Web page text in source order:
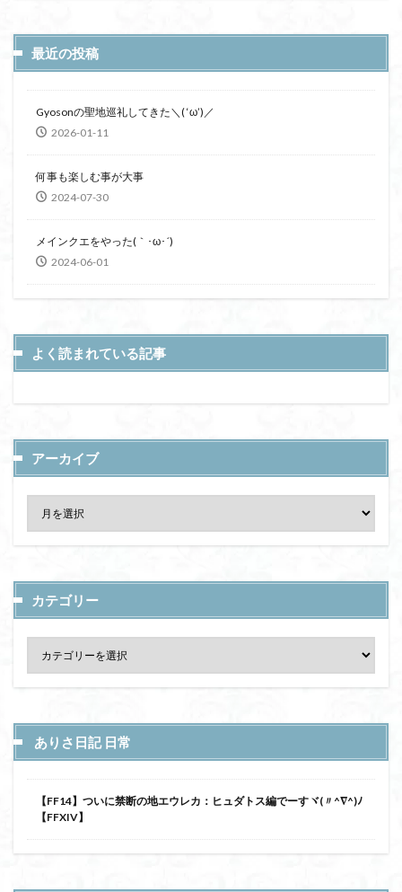
最近の投稿
Gyosonの聖地巡礼してきた＼( ‘ω’)／
2026-01-11
何事も楽しむ事が大事
2024-07-30
メインクエをやった(｀･ω･´)
2024-06-01
よく読まれている記事
アーカイブ
カテゴリー
ありさ日記 日常
【FF14】ついに禁断の地エウレカ：ヒュダトス編でーすヾ(〃^∇^)ﾉ
【FFXIV】